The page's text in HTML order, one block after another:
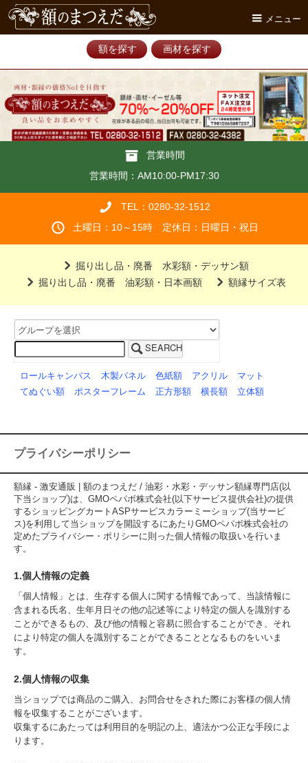
メニュー
額を探す 画材を探す
営業時間
営業時間：AM10:00-PM17:30
TEL：0280-32-1512
土曜日：10～15時 定休日：日曜日・祝日
掘り出し品・廃番 水彩額・デッサン額
掘り出し品・廃番 油彩額・日本画額
額縁サイズ表
SEARCH
ロールキャンバス 木製パネル 色紙額 アクリル
マット
てぬぐい額
ポスターフレーム 正方形額 横長額 立体額
プライバシーポリシー
額縁 - 激安通販 | 額のまつえだ / 油彩・水彩・デッサン額縁専門店(以
下当ショップ)は、 GMOペパボ株式会社(以下サービス提供会社)の提供
するショッピングカートASPサービスカラーミーショップ(当サービ
ス)を利用して当ショップを開設するにあたりGMOペパボ株式会社の
定めたプライバシー・ポリシーに則った個人情報の取扱いを行いま
す。
1.個人情報の定義
「個人情報」とは、生存する個人に関する情報であって、当該情報に
含まれる氏名、生年月日その他の記述等により特定の個人を識別する
ことができるもの、及び他の情報と容易に照合することができ、それ
により特定の個人を識別することができることとなるものをいいま
す。
2.個人情報の収集
当ショップでは商品のご購入、お問合せをされた際にお客様の個人情
報を収集することがございます。
収集するにあたっては利用目的を明記の上、適法かつ公正な手段によ
ります。